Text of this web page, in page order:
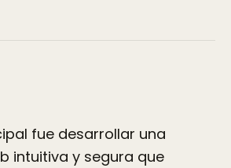
fue desarrollar una
intuitiva y segura que